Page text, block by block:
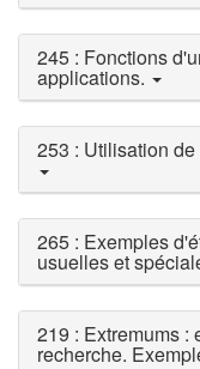
245 : Fonctions
applications.
253 : Utilisation
265 : Exemples
usuelles et
219 : Extremums :
recherche.